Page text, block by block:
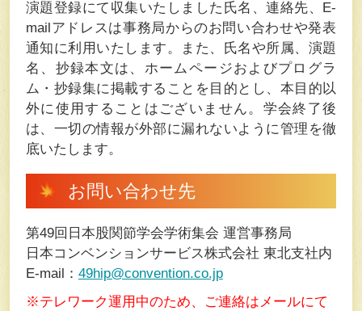
演題登録にて収集いたしました氏名、連絡先、E-
mailアドレスは事務局からのお問い合わせや発表
通知に利用いたします。また、氏名や所属、演題
名、抄録本文は、ホームページおよびプログラ
ム・抄録集に掲載することを目的とし、本目的以
外に使用することはございません。学会終了後
は、一切の情報が外部に漏れないように管理を徹
底いたします。
お問い合わせ先
第49回日本股関節学会学術集会 運営事務局
日本コンベンションサービス株式会社 東北支社内
E-mail： 49hip@convention.co.jp
※テレワーク運用中のため、ご連絡はメールにて